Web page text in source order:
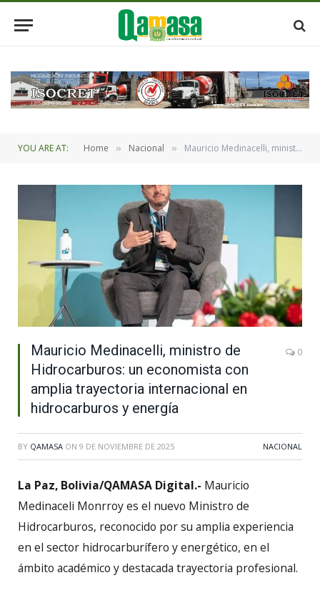
YOU ARE AT: Home » Nacional » Mauricio Medinacelli, ministro de Hidrocarburos: un economista con amplia trayectoria internacional en hidrocarburos y energía
Mauricio Medinacelli, ministro de
Hidrocarburos: un economista con
amplia trayectoria internacional en
hidrocarburos y energía
0
BY QAMASA ON 9 DE NOVIEMBRE DE 2025 NACIONAL
La Paz, Bolivia/QAMASA Digital.- Mauricio
Medinaceli Monrroy es el nuevo Ministro de
Hidrocarburos, reconocido por su amplia experiencia
en el sector hidrocarburífero y energético, en el
ámbito académico y destacada trayectoria profesional.